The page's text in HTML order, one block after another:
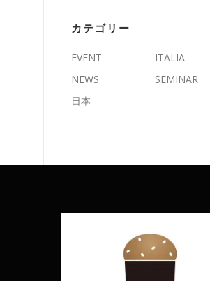
カテゴリー
EVENT
ITALIA
NEWS
SEMINAR
日本